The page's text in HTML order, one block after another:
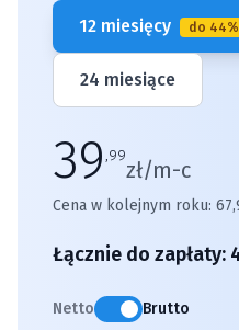
12 miesięcy do
24 miesiące
39,99
zł/m-c
Cena w kolejnym roku:
Łącznie do zapłaty:
Netto Brutto